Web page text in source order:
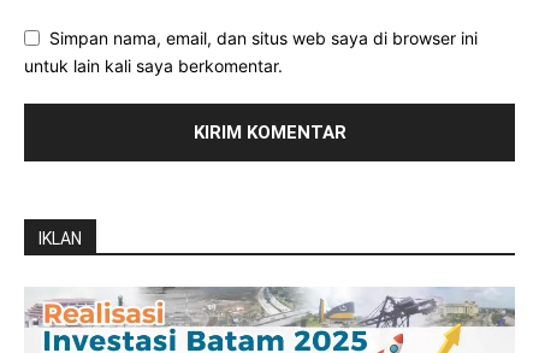
Simpan nama, email, dan situs web saya di browser ini
untuk lain kali saya berkomentar.
IKLAN